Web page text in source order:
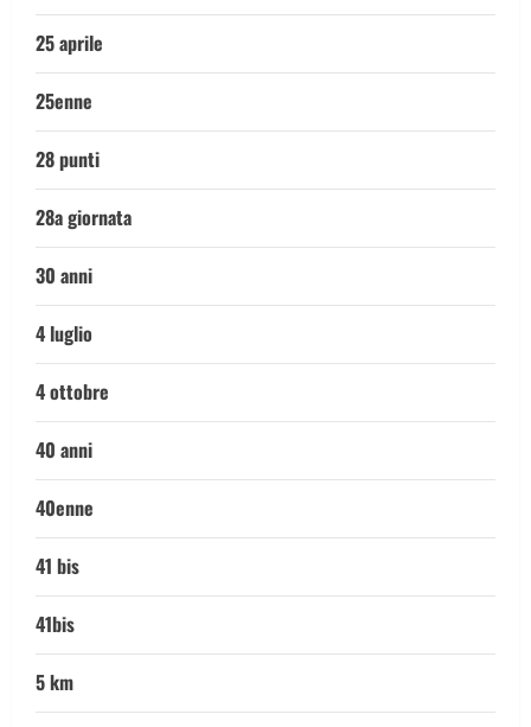
25 aprile
25enne
28 punti
28a giornata
30 anni
4 luglio
4 ottobre
40 anni
40enne
41 bis
41bis
5 km